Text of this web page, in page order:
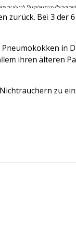
durch Streptococcus
zurück. Bei 3
ihren älteren
zu